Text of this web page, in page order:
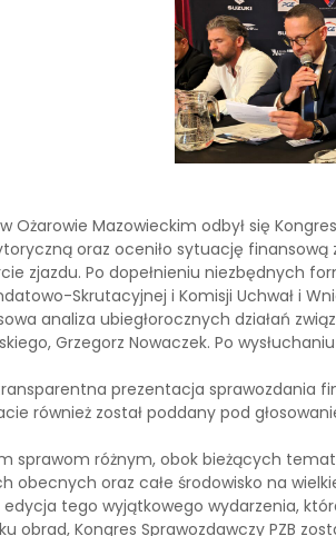
Ożarowie Mazowieckim odbył się
oraz oceniło sytuację finansową
zjazdu. Po dopełnieniu niezbędnych
Skrutacyjnej i Komisji Uchwał i
analiza ubiegłorocznych działań
Grzegorz Nowaczek. Po
prezentacja sprawozdania
również został poddany pod
różnym, obok bieżących
obecnych oraz całe środowisko na
edycja tego wyjątkowego wydarzenia,
obrad, Kongres Sprawozdawczy PZB